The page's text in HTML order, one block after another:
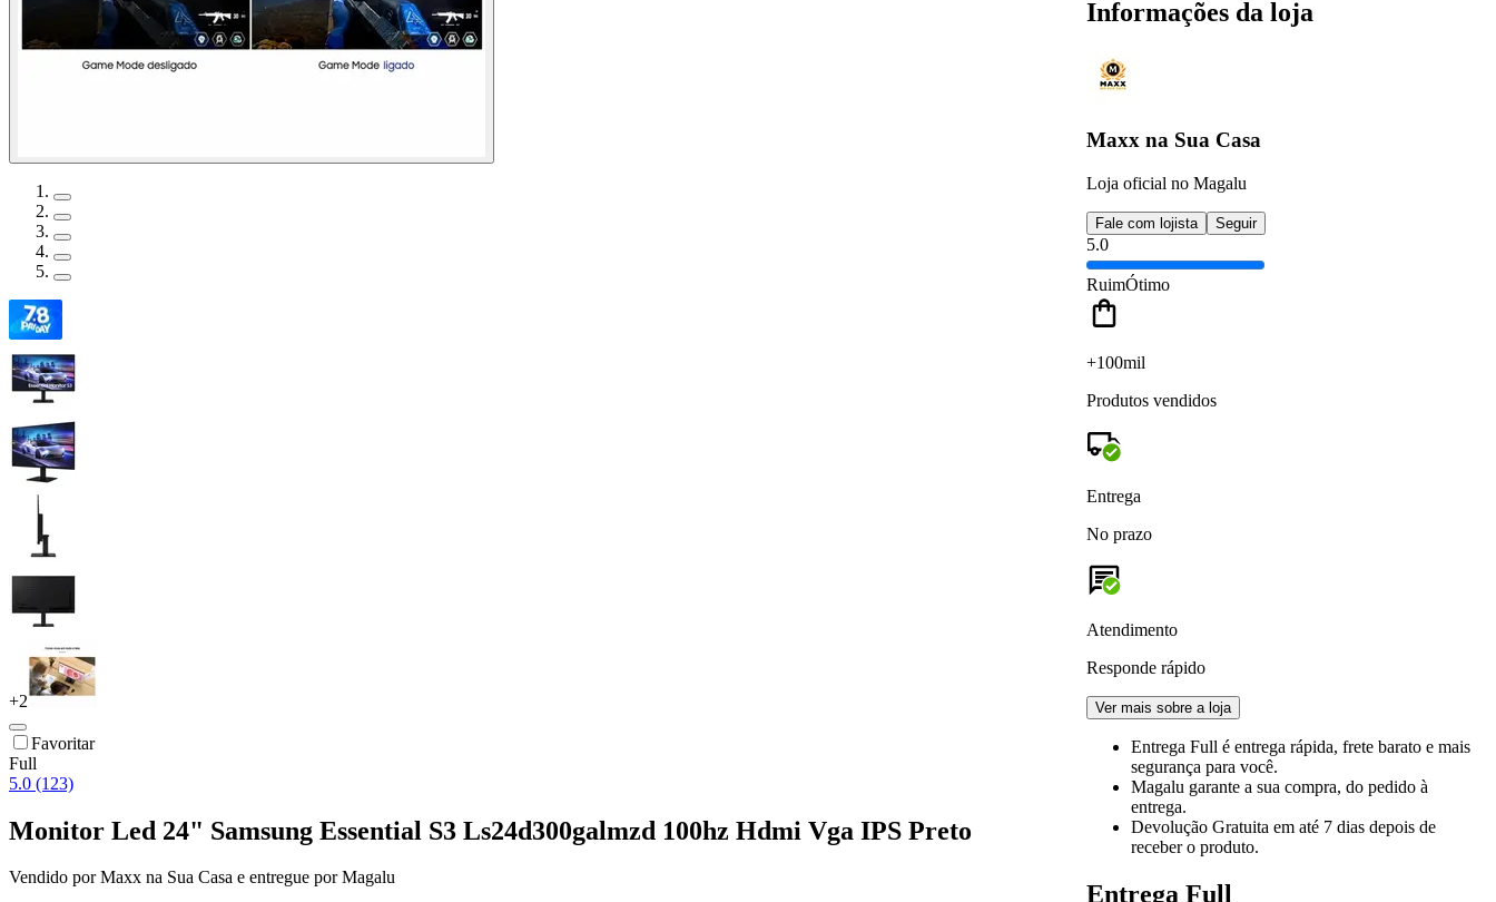
+2
Favoritar
Full
5.0 (123)
Monitor Led 24" Samsung Essential S3 Ls24d300galmzd 100hz Hdmi Vga IPS Preto
Vendido porMaxx na Sua Casa e entregue por Magalu
Informações da loja
Maxx na Sua Casa
Loja oficial no Magalu
Fale com lojista Seguir
5.0
RuimÓtimo
+100mil
Produtos vendidos
Entrega
No prazo
Atendimento
Responde rápido
Ver mais sobre a loja
Entrega Full é entrega rápida, frete barato e mais
segurança para você.
Magalu garante a sua compra, do pedido à
entrega.
Devolução Gratuita em até 7 dias depois de
receber o produto.
Entrega Full